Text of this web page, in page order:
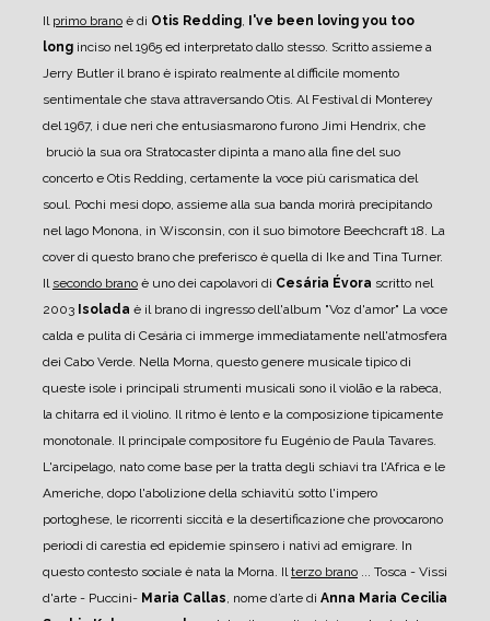
Il primo brano è di Otis Redding,
I've been loving you too
long inciso nel 1965 ed interpretato dallo stesso. Scritto assieme a
Jerry Butler il brano è ispirato realmente al difficile momento
sentimentale che stava attraversando Otis. Al Festival di Monterey
del 1967, i due neri che entusiasmarono furono Jimi Hendrix, che
bruciò la sua ora Stratocaster dipinta a mano alla fine del suo
concerto e Otis Redding, certamente la voce più carismatica del
soul. Pochi mesi dopo, assieme alla sua banda morirà precipitando
nel lago Monona, in Wisconsin, con il suo bimotore Beechcraft 18. La
cover di questo brano che preferisco è quella di Ike and Tina Turner.
Il secondo brano è uno dei capolavori di Cesária Évora scritto nel
2003 Isolada è il brano di ingresso dell'album "Voz d'amor" La voce
calda e pulita di Cesária ci immerge immediatamente nell'atmosfera
dei Cabo Verde. Nella Morna, questo genere musicale tipico di
queste isole i principali strumenti musicali sono il violão e la rabeca,
la chitarra ed il violino. Il ritmo è lento e la composizione tipicamente
monotonale. Il principale compositore fu Eugénio de Paula Tavares.
L'arcipelago, nato come base per la tratta degli schiavi tra l'Africa e le
Americhe, dopo l'abolizione della schiavitù sotto l'impero
portoghese, le ricorrenti siccità e la desertificazione che provocarono
periodi di carestia ed epidemie spinsero i nativi ad emigrare. In
questo contesto sociale è nata la Morna. Ilterzo brano ... Tosca - Vissi
d'arte - Puccini- Maria Callas, nome d’arte di Anna Maria Cecilia